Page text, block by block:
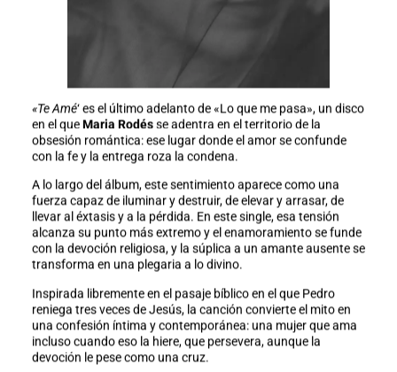
«Te Amé‘ es el último adelanto de «Lo que me pasa», un disco
en el queMaria Rodésse adentra en el territorio de la
obsesión romántica: ese lugar donde el amor se confunde
con la fe y la entrega roza la condena.
A lo largo del álbum, este sentimiento aparece como una
fuerza capaz de iluminar y destruir, de elevar y arrasar, de
llevar al éxtasis y a la pérdida. En este single, esa tensión
alcanza su punto más extremo y el enamoramiento se funde
con la devoción religiosa, y la súplica a un amante ausente se
transforma en una plegaria a lo divino.
Inspirada libremente en el pasaje bíblico en el que Pedro
reniega tres veces de Jesús, la canción convierte el mito en
una confesión íntima y contemporánea: una mujer que ama
incluso cuando eso la hiere, que persevera, aunque la
devoción le pese como una cruz.